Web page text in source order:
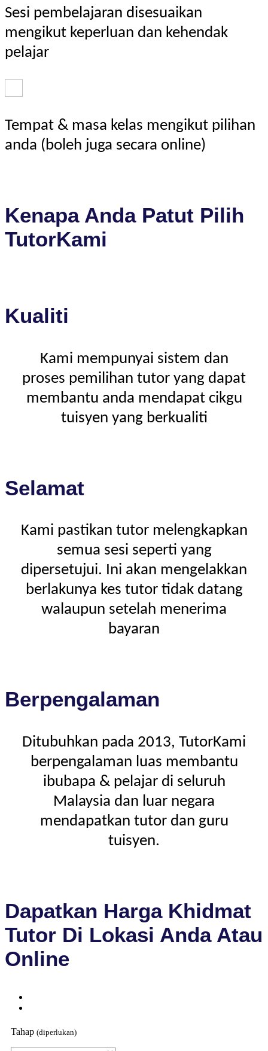
Sesi pembelajaran disesuaikan
mengikut keperluan dan kehendak
pelajar
Tempat & masa kelas mengikut pilihan
anda (boleh juga secara online)
Kenapa Anda Patut Pilih
TutorKami
Kualiti
Kami mempunyai sistem dan
proses pemilihan tutor yang dapat
membantu anda mendapat cikgu
tuisyen yang berkualiti
Selamat
Kami pastikan tutor melengkapkan
semua sesi seperti yang
dipersetujui. Ini akan mengelakkan
berlakunya kes tutor tidak datang
walaupun setelah menerima
bayaran
Berpengalaman
Ditubuhkan pada 2013, TutorKami
berpengalaman luas membantu
ibubapa & pelajar di seluruh
Malaysia dan luar negara
mendapatkan tutor dan guru
tuisyen.
Dapatkan Harga Khidmat
Tutor Di Lokasi Anda Atau
Online
Tahap (diperlukan)